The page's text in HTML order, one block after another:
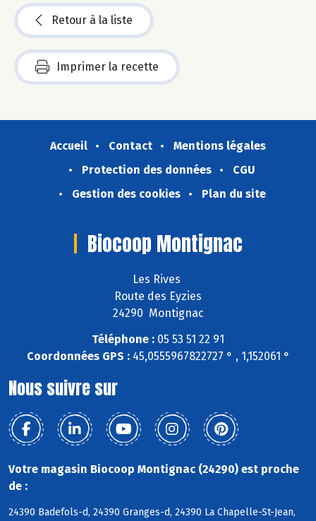
Retour à la liste
Imprimer la recette
Accueil Contact
Mentions légales
Protection des données
CGU
Gestion des cookies
Plan du site
Biocoop Montignac
Les Rives
Route des Eyzies
24290 Montignac
Téléphone : 05 53 51 22 91
Coordonnées GPS :45,0555967822727 ° , 1,152061 °
Nous suivre sur
Votre magasin Biocoop Montignac (24290) est proche
de :
24390 Badefols-d, 24390 Granges-d, 24390 La Chapelle-St-Jean,